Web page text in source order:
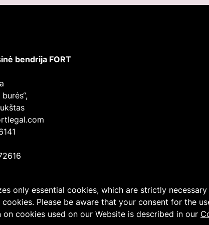
only essential cookies, which are strictly
Please be aware that your consent for the
cookies used on our Website is described in our
bendrija FORT